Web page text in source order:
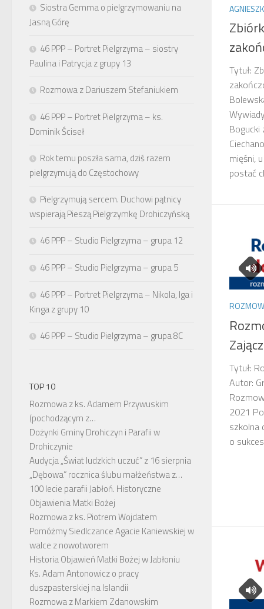
Tytuł:
Bogucki
mięśni,
postać
Tytuł:
Autor:
2021
szkolna
o
Siostra Gemma o pielgrzymowaniu na
Jasną Górę
46 PPP – Portret Pielgrzyma – siostry
Paulina i Patrycja z grupy 13
Rozmowa z Dariuszem Stefaniukiem
46 PPP – Portret Pielgrzyma – ks.
Dominik Ściseł
Rok temu poszła sama, dziś razem
pielgrzymują do Częstochowy
Pielgrzymują sercem. Duchowi pątnicy
wspierają Pieszą Pielgrzymkę Drohiczyńską
46 PPP – Studio Pielgrzyma – grupa 12
46 PPP – Studio Pielgrzyma – grupa 5
46 PPP – Portret Pielgrzyma – Nikola, Iga i
Kinga z grupy 10
46 PPP – Studio Pielgrzyma – grupa 8C
TOP 10
Rozmowa z ks. Adamem Przywuskim
(pochodzącym z…
Dożynki Gminy Drohiczyn i Parafii w
Drohiczynie
Audycja „Świat ludzkich uczuć” z 16 sierpnia
„Dębowa” rocznica ślubu małżeństwa z…
100 lecie parafii Jabłoń. Historyczne
Objawienia Matki Bożej
Rozmowa z ks. Piotrem Wojdatem
Pomóżmy Siedlczance Agacie Kaniewskiej w
walce z nowotworem
Historia Objawień Matki Bożej w Jabłoniu
Ks. Adam Antonowicz o pracy
duszpasterskiej na Islandii
Rozmowa z Markiem Zdanowskim